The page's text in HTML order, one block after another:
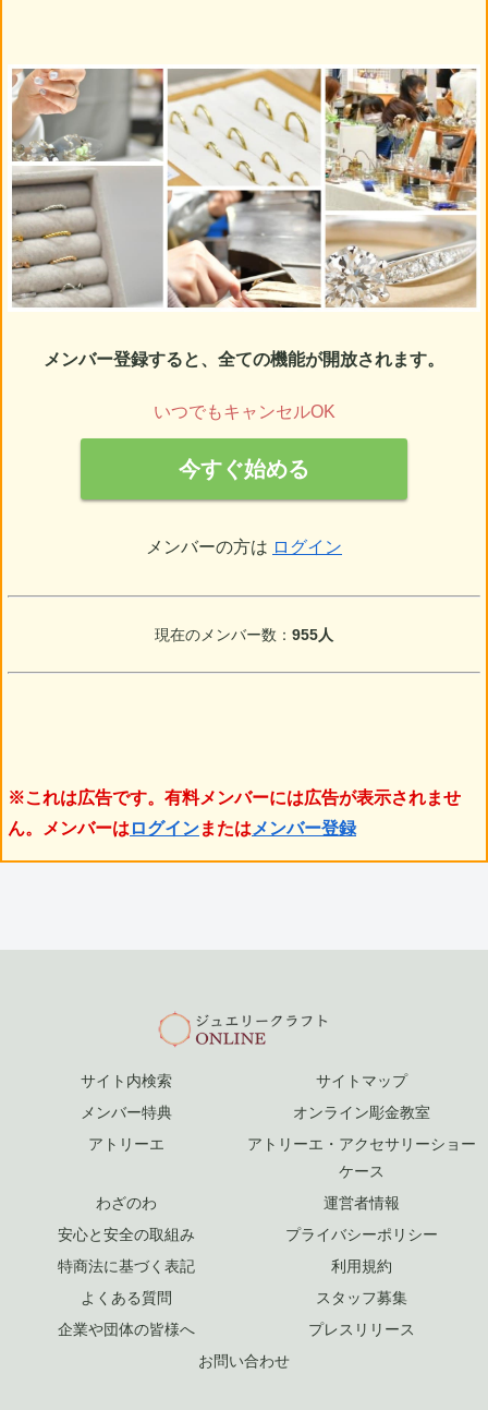
メンバー登録すると、全ての機能が開放されます。
いつでもキャンセルOK
今すぐ始める
メンバーの方は ログイン
現在のメンバー数： 955人
※これは広告です。有料メンバーには広告が表示されませ
ん。メンバーはログインまたはメンバー登録
サイト内検索
サイトマップ
メンバー特典
オンライン彫金教室
アトリーエ
アトリーエ・アクセサリーショー
ケース
わざのわ
運営者情報
安心と安全の取組み
プライバシーポリシー
特商法に基づく表記
利用規約
よくある質問
スタッフ募集
企業や団体の皆様へ
プレスリリース
お問い合わせ